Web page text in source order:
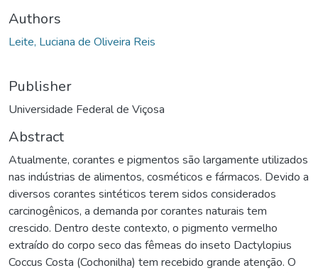
Authors
Leite, Luciana de Oliveira Reis
Publisher
Universidade Federal de Viçosa
Abstract
Atualmente, corantes e pigmentos são largamente utilizados
nas indústrias de alimentos, cosméticos e fármacos. Devido a
diversos corantes sintéticos terem sidos considerados
carcinogênicos, a demanda por corantes naturais tem
crescido. Dentro deste contexto, o pigmento vermelho
extraído do corpo seco das fêmeas do inseto Dactylopius
Coccus Costa (Cochonilha) tem recebido grande atenção. O